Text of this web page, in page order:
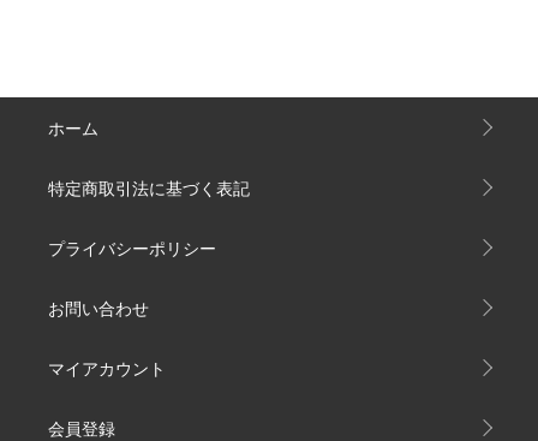
ホーム
特定商取引法に基づく表記
プライバシーポリシー
お問い合わせ
マイアカウント
会員登録